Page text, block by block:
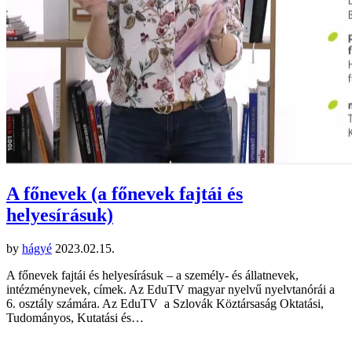
A főnevek (a főnevek fajtái és
helyesírásuk)
by hágyé 2023.02.15.
A főnevek fajtái és helyesírásuk – a személy- és állatnevek,
intézménynevek, címek. Az EduTV magyar nyelvű nyelvtanórái a
6. osztály számára. Az EduTV a Szlovák Köztársaság Oktatási,
Tudományos, Kutatási és…